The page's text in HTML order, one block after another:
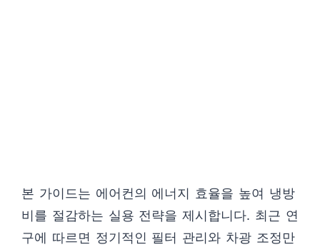
본 가이드는 에어컨의 에너지 효율을 높여 냉방
비를 절감하는 실용 전략을 제시합니다. 최근 연
구에 따르면 정기적인 필터 관리와 차광 조정만